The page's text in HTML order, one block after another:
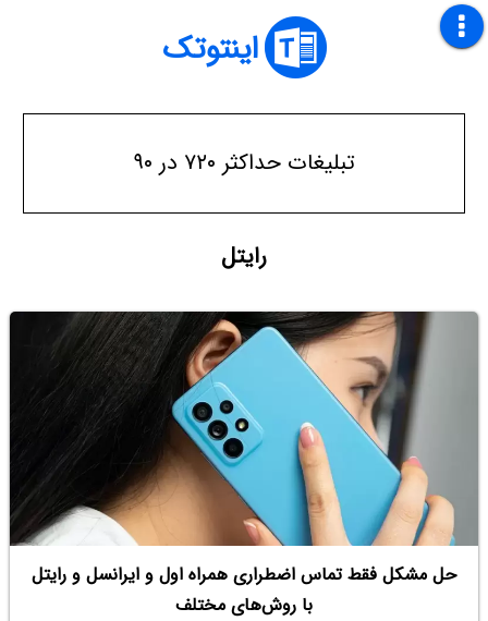
اینتوتک
تبلیغات حداکثر ۷۲۰ در ۹۰
رایتل
حل مشکل فقط تماس اضطراری همراه اول و ایرانسل و رایتل
با روش‌های مختلف